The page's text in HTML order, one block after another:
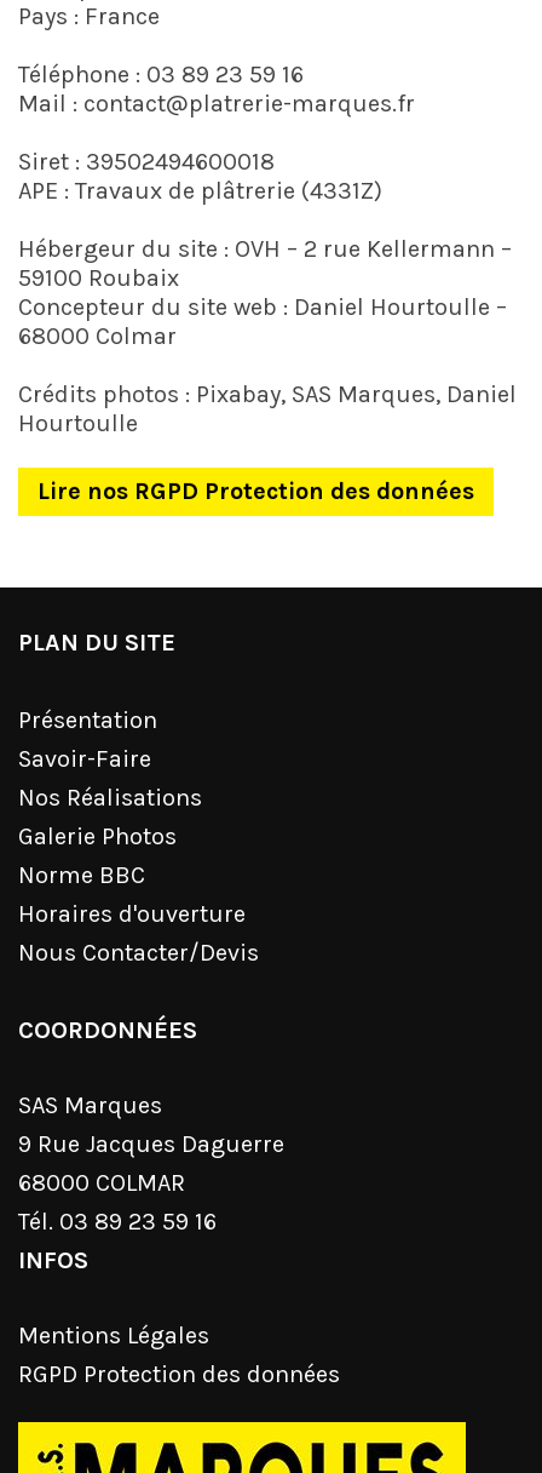
Pays : France
Téléphone : 03 89 23 59 16
Mail : contact@platrerie-marques.fr
Siret : 39502494600018
APE : Travaux de plâtrerie (4331Z)
Hébergeur du site : OVH – 2 rue Kellermann –
59100 Roubaix
Concepteur du site web : Daniel Hourtoulle –
68000 Colmar
Crédits photos : Pixabay, SAS Marques, Daniel
Hourtoulle
Lire nos RGPD Protection des données
PLAN DU SITE
Présentation
Savoir-Faire
Nos Réalisations
Galerie Photos
Norme BBC
Horaires d'ouverture
Nous Contacter/Devis
COORDONNÉES
SAS Marques
9 Rue Jacques Daguerre
68000 COLMAR
Tél. 03 89 23 59 16
INFOS
Mentions Légales
RGPD Protection des données